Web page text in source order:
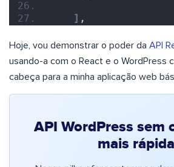
] ,
Hoje, vou demonstrar o poder da API
usando-a com o React e o WordPress
cabeça para a minha aplicação web
API WordPress sem
mais rápida